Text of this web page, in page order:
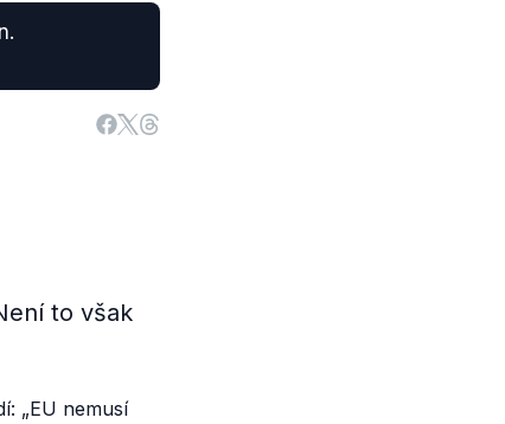
to však
„EU nemusí